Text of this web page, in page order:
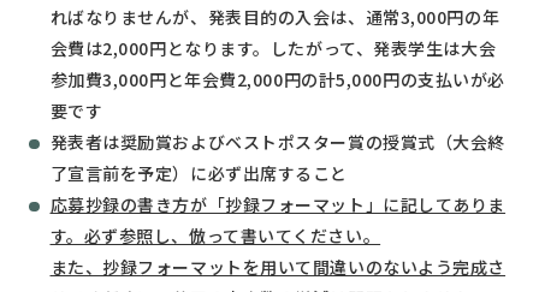
ればなりませんが、発表目的の入会は、通常3,000円の年
会費は2,000円となります。したがって、発表学生は大会
参加費3,000円と年会費2,000円の計5,000円の支払いが必
要です
発表者は奨励賞およびベストポスター賞の授賞式（大会終
了宣言前を予定）に必ず出席すること
応募抄録の書き方が「抄録フォーマット」に記してありま
す。必ず参照し、倣って書いてください。
また、抄録フォーマットを用いて間違いのないよう完成さ